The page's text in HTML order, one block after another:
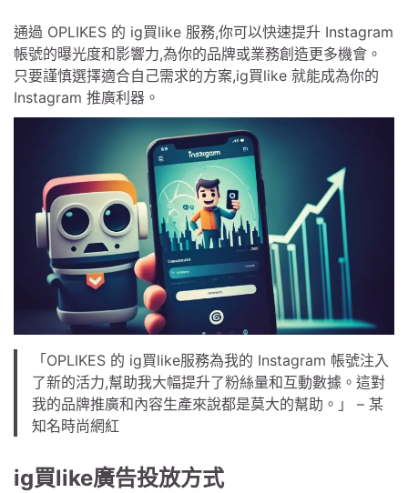
通過 OPLIKES 的 ig買like 服務,你可以快速提升 Instagram
帳號的曝光度和影響力,為你的品牌或業務創造更多機會。
只要謹慎選擇適合自己需求的方案,ig買like 就能成為你的
Instagram 推廣利器。
「OPLIKES 的 ig買like服務為我的 Instagram 帳號注入
了新的活力,幫助我大幅提升了粉絲量和互動數據。這對
我的品牌推廣和內容生產來說都是莫大的幫助。」 – 某
知名時尚網紅
ig買like廣告投放方式